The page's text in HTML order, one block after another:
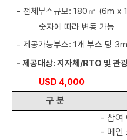
- 전체부스규모: 180㎡ (6m x
숫자에 따라 변동 가능
- 제공가능부스: 1개 부스 당
- 제공대상: 지자체/RTO 및 관
USD 4,000
구 분
- 참여
- 메인